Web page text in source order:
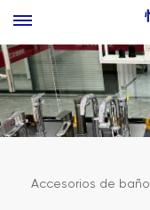
Accesorios de